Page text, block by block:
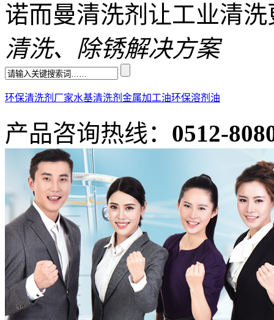
诺而曼清洗剂让工业清洗
清洗、除锈解决方案
环保清洗剂厂家水基清洗剂 金属加工油环保溶剂油
产品咨询热线： 0512-